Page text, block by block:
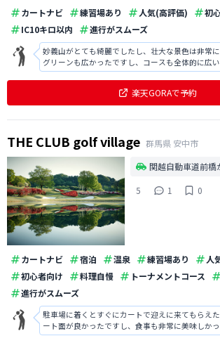
カートナビ 練習場あり 人気(高評価) 初
IC10キロ以内
進行がスムーズ
妙義山がとても綺麗でしたし、壮大な景色は非常に
グリーンも広かったですし、コースも全体的に広
き楽しかったです。いい気分転換にもなり満足で
楽天GORAで予約
THE CLUB golf village 群馬県 安中市
関越自動車道前橋
5
1 0
カートナビ 宿泊 温泉 練習場あり
人
初心者向け
料理自慢 トーナメントコース
進行がスムーズ
駐車場に着くとすぐにカートで迎えに来てもらえ
ート面が良かったですし、食事も非常に美味しか
ナンスもしっかりと行き届いていましたし、リゾ